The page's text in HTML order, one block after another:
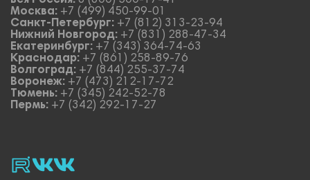
Москва: +7 (499) 450-99-01
Санкт-Петербург: +7 (812) 313-23-94
Нижний Новгород: +7 (831) 288-47-34
Екатеринбург: +7 (343) 364-74-63
Краснодар: +7 (861) 258-89-76
Волгоград: +7 (844) 255-37-74
Воронеж: +7 (473) 212-17-72
Тюмень: +7 (345) 242-52-78
Пермь: +7 (342) 292-17-27
rutubevk_video.
Vk.